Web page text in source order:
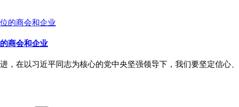
商会和企业
，在以习近平同志为核心的党中央坚强领导下，我们要坚定信